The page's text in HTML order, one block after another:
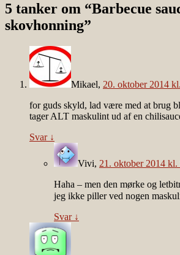
5 tanker om “Barbecue
skovhonning”
Mikael, 20. oktober 2014
for guds skyld, lad være med at brug
tager ALT maskulint ud af en
Svar ↓
Vivi, 21. oktober 2014 kl.
Haha – men den mørke og
jeg ikke piller ved nogen
Svar ↓